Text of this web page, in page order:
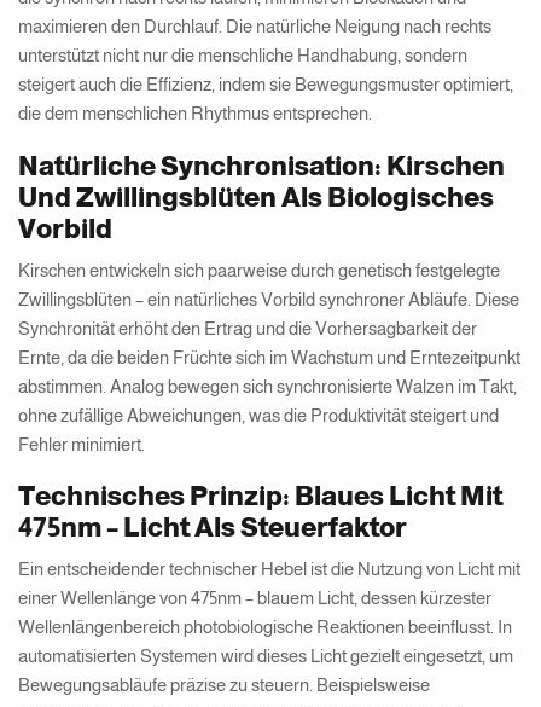
maximieren den Durchlauf. Die natürliche Neigung nach rechts
unterstützt nicht nur die menschliche Handhabung, sondern
steigert auch die Effizienz, indem sie Bewegungsmuster optimiert,
die dem menschlichen Rhythmus entsprechen.
Natürliche Synchronisation: Kirschen
Und Zwillingsblüten Als Biologisches
Vorbild
Kirschen entwickeln sich paarweise durch genetisch festgelegte
Zwillingsblüten – ein natürliches Vorbild synchroner Abläufe. Diese
Synchronität erhöht den Ertrag und die Vorhersagbarkeit der
Ernte, da die beiden Früchte sich im Wachstum und Erntezeitpunkt
abstimmen. Analog bewegen sich synchronisierte Walzen im Takt,
ohne zufällige Abweichungen, was die Produktivität steigert und
Fehler minimiert.
Technisches Prinzip: Blaues Licht Mit
475nm – Licht Als Steuerfaktor
Ein entscheidender technischer Hebel ist die Nutzung von Licht mit
einer Wellenlänge von 475nm – blauem Licht, dessen kürzester
Wellenlängenbereich photobiologische Reaktionen beeinflusst. In
automatisierten Systemen wird dieses Licht gezielt eingesetzt, um
Bewegungsabläufe präzise zu steuern. Beispielsweise